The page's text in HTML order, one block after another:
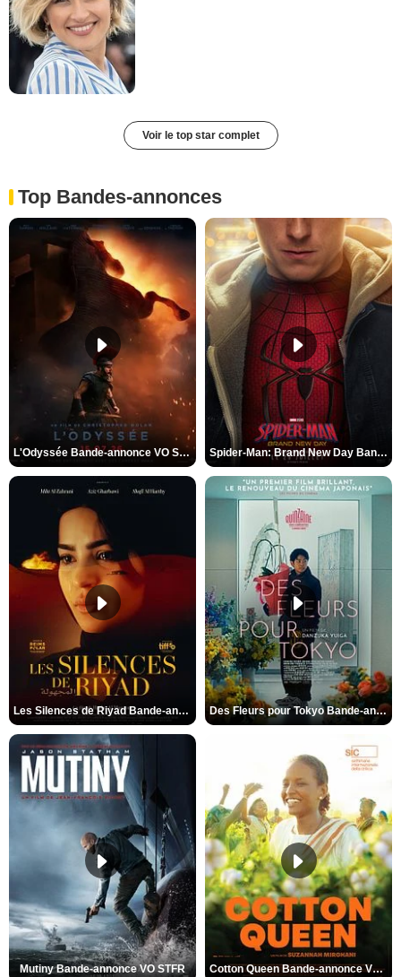
Voir le top star complet
Top Bandes-annonces
L'Odyssée Bande-annonce VO STFR Spider-Man: Brand New Day Bande-annonce VO STFR
Les Silences de Riyad Bande-annonce VO STFR Des Fleurs pour Tokyo Bande-annonce VO STFR
Mutiny Bande-annonce VO STFR Cotton Queen Bande-annonce VO STFR